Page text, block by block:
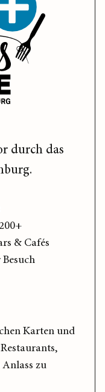
durch das
& Cafés
Karten und
zu